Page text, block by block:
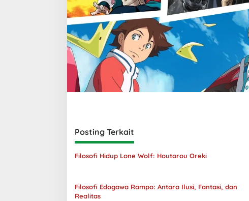
Posting Terkait
Filosofi Hidup Lone Wolf: Houtarou Oreki
Filosofi Edogawa Rampo: Antara Ilusi, Fantasi, dan
Realitas